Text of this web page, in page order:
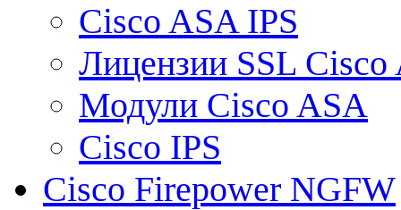
Cisco ASA IPS
Лицензии SSL Cisco
Модули Cisco ASA
Cisco IPS
Cisco Firepower NGFW